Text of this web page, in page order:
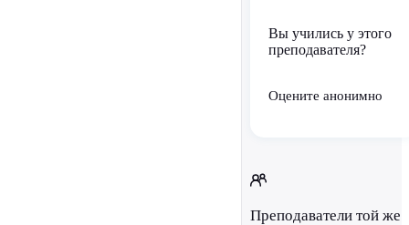
Вы учились у этого
преподавателя?
Оцените анонимно
Преподаватели той же